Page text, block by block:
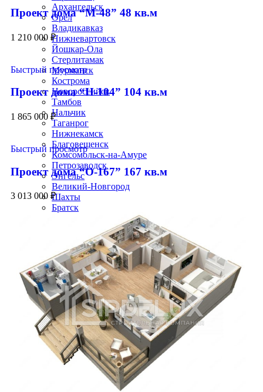
Архангельск
Орел
Владикавказ
Нижневартовск
Йошкар-Ола
Стерлитамак
Мурманск
Кострома
Новороссийск
Тамбов
Нальчик
Таганрог
Нижнекамск
Благовещенск
Комсомольск-на-Амуре
Петрозаводск
Энгельс
Великий-Новгород
Шахты
Братск
Старый Оскол
Дзержинск
Псков
Краснокорск
Орск
Абакан
Армавир
Балаково
Бийск
Южно-Сахалинск
Уссурийск
Прокопьевск
Норильск
Проект дома “М-48” 48 кв.м
1 210 000 ₽
Быстрый просмотр
Проект дома “Н-104” 104 кв.м
1 865 000 ₽
Быстрый просмотр
Проект дома “О-167” 167 кв.м
3 013 000 ₽